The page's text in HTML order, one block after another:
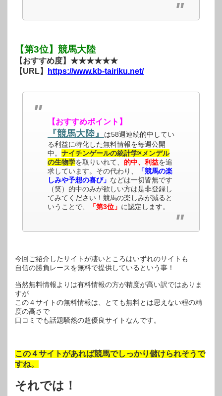
【第3位】競馬大陸
【おすすめ度】★★★★★★
【URL】
https://www.kb-tairiku.net/
【おすすめポイント】
『競馬大陸』
は58週連続的中してい
る利益に特化した無料情報を毎週公開
中。 ナイチンゲールの統計学×メンデル
の生物学を取りいれて、 的中、利益を追
求しています。その代わり、
「競馬の楽
しみや予想の喜び」 などは一切皆無です
（笑）的中のみが欲しい方は是非登録し
てみてください！競馬の楽しみが減ると
いうことで、
「第3位」 に認定します。
今回ご紹介したサイトが凄いところはいずれのサイトも
自信の勝負レースを無料で提供しているという事！
当然無料情報よりは有料情報の方が精度が高い訳ではありま
すが
この４サイトの無料情報は、とても無料とは思えない程の精
度の高さで
口コミでも話題騒然の超優良サイトなんです。
この４サイトがあれば競馬でしっかり儲けられそうで
すね。
それでは！